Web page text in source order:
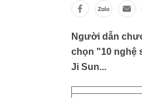
Người dẫn
chọn "10 nghệ
Ji Sun...